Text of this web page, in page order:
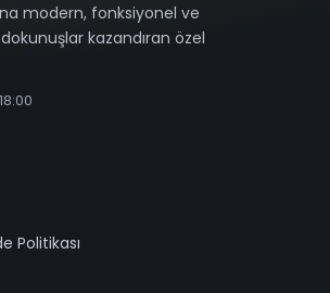
modern, fonksiyonel ve
kazandıran özel
Politikası